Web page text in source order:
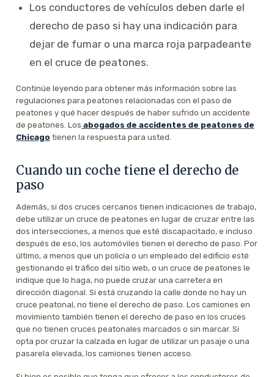
Los conductores de vehículos deben darle el
derecho de paso si hay una indicación para
dejar de fumar o una marca roja parpadeante
en el cruce de peatones.
Continúe leyendo para obtener más información sobre las
regulaciones para peatones relacionadas con el paso de
peatones y qué hacer después de haber sufrido un accidente
de peatones. Los abogados de accidentes de peatones de
Chicago tienen la respuesta para usted.
Cuando un coche tiene el derecho de
paso
Además, si dos cruces cercanos tienen indicaciones de trabajo,
debe utilizar un cruce de peatones en lugar de cruzar entre las
dos intersecciones, a menos que esté discapacitado, e incluso
después de eso, los automóviles tienen el derecho de paso. Por
último, a menos que un policía o un empleado del edificio esté
gestionando el tráfico del sitio web, o un cruce de peatones le
indique que lo haga, no puede cruzar una carretera en
dirección diagonal. Si está cruzando la calle donde no hay un
cruce peatonal, no tiene el derecho de paso. Los camiones en
movimiento también tienen el derecho de paso en los cruces
que no tienen cruces peatonales marcados o sin marcar. Si
opta por cruzar la calzada en lugar de utilizar un pasaje o una
pasarela elevada, los camiones tienen acceso.